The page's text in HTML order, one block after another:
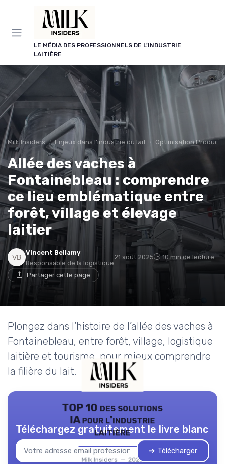
LE MÉDIA DES PROFESSIONNELS DE L'INDUSTRIE
LAITIÈRE
Milk Insiders Enjeux dans l'industrie du lait Optimisation
Allée des vaches à
Fontainebleau : comprendre
ce lieu emblématique entre
forêt, village et élevage
laitier
Vincent Bellamy
Responsable de la logistique
21 août 2025 10 min de lecture
Partager cette page
Plongez dans l’histoire de l’allée des vaches à
Fontainebleau, entre forêt, village, logistique
laitière et tourisme, pour mieux comprendre
la filière du lait.
TOP 10 des solutions
IA pour l'industrie
laitière
Milk Insiders — 2026
Téléchargez gratuitement le livre blanc
➔ Télécharger